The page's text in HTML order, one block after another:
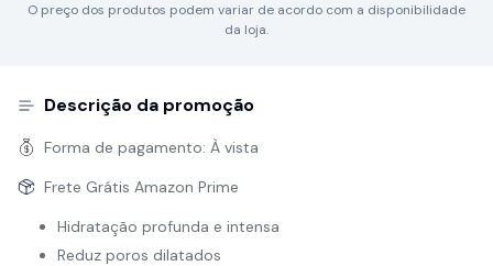
O preço dos produtos podem variar de acordo com a disponibilidade
da loja.
Descrição da promoção
Forma de pagamento: À vista
Frete Grátis Amazon Prime
Hidratação profunda e intensa
Reduz poros dilatados